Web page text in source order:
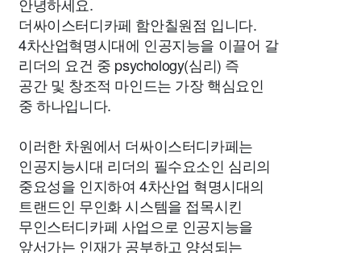
더싸이스터디카페 함안칠원점 입니다.
4차산업혁명시대에 인공지능을 이끌어 갈
리더의 요건 중 psychology(심리) 즉
공간 및 창조적 마인드는 가장 핵심요인
중 하나입니다.
이러한 차원에서 더싸이스터디카페는
인공지능시대 리더의 필수요소인 심리의
중요성을 인지하여 4차산업 혁명시대의
트랜드인 무인화 시스템을 접목시킨
무인스터디카페 사업으로 인공지능을
앞서가는 인재가 공부하고 양성되는